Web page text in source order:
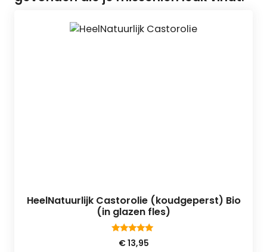
HeelNatuurlijk Castorolie (koudgeperst) Bio
(in glazen fles)
5.00
van 5
€13,95